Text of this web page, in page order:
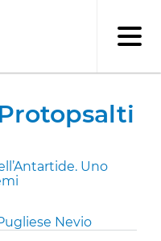
Uno
Nevio